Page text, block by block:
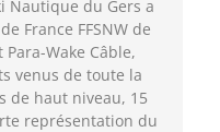
Nautique du Gers a
France FFSNW de
Wake Câble,
venus de toute la
de haut niveau, 15
représentation du